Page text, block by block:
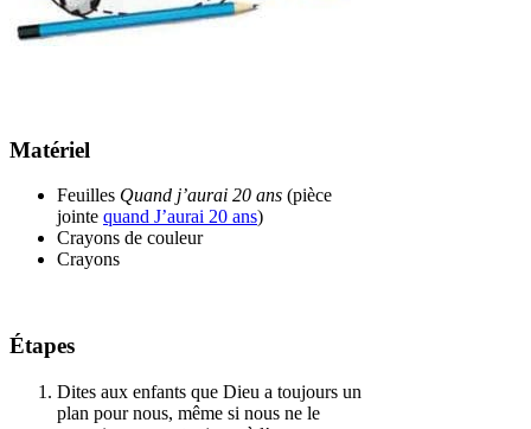
Matériel
Feuilles Quand j’aurai 20 ans (pièce
jointe quand J’aurai 20 ans)
Crayons de couleur
Crayons
Étapes
Dites aux enfants que Dieu a toujours un
plan pour nous, même si nous ne le